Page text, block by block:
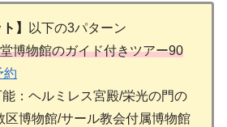
】
以下の3パターン
博物館のガイド付きツアー90
約
：ヘルミレス宮殿/栄光の門の
区博物館/サール教会付属博物館